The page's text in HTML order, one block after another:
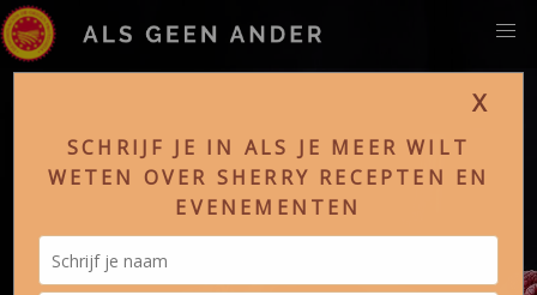
X
SCHRIJF JE IN ALS JE MEER WILT
WETEN OVER SHERRY RECEPTEN EN
EVENEMENTEN